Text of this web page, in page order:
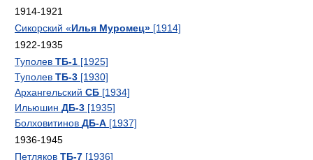
1914-1921
Сикорский «Илья Муромец» [1914]
1922-1935
Туполев ТБ-1 [1925]
Туполев ТБ-3 [1930]
Архангельский СБ [1934]
Ильюшин ДБ-3 [1935]
Болховитинов ДБ-А [1937]
1936-1945
Петляков ТБ-7 [1936]